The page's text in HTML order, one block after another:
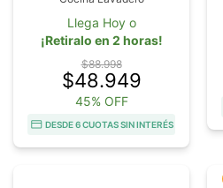
Llega Hoy o
¡Retiralo en 2 horas!
$88.998
$48.949
45% OFF
DESDE 6 CUOTAS SIN INTERÉS